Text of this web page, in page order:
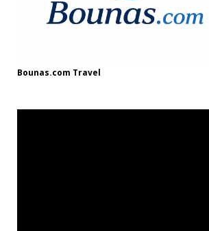
Bounas.com Travel